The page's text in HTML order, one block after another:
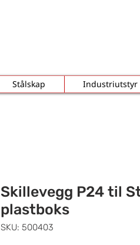
Stålskap Industriutstyr
Skillevegg P24 til
plastboks
SKU: 500403